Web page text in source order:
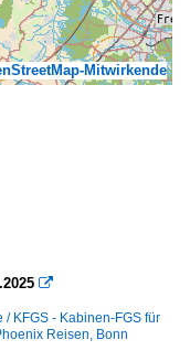
Mitwirkende

/ KFGS - Kabinen-FGS für
Reisen, Bonn